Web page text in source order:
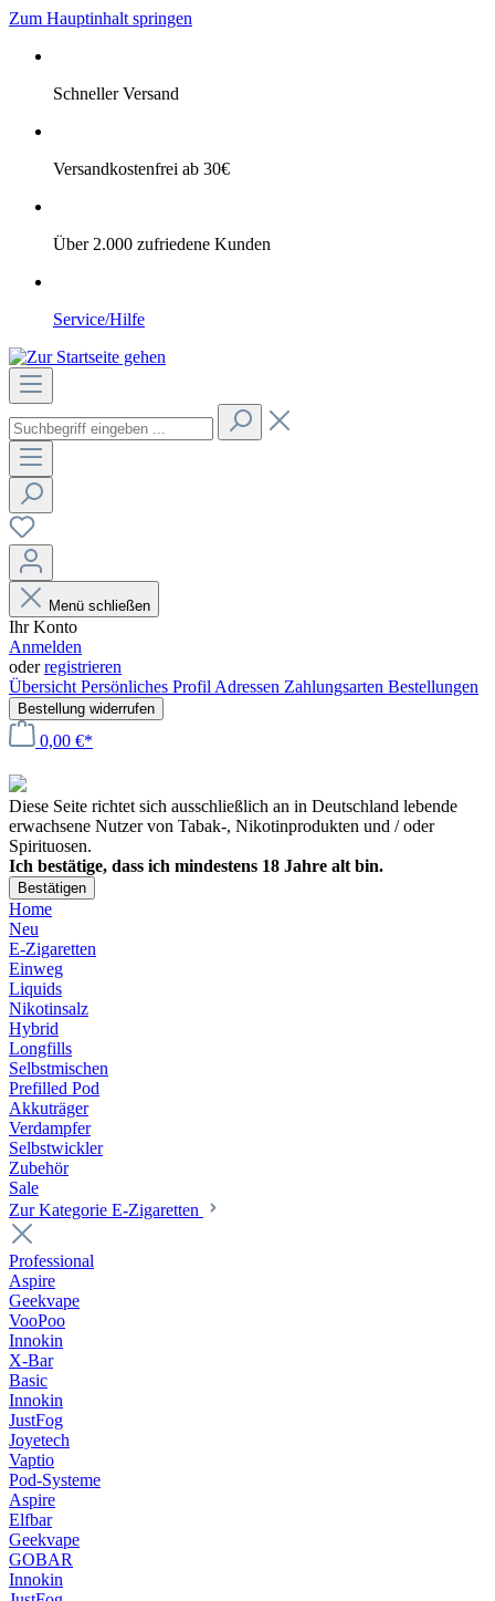
Zum Hauptinhalt springen
Schneller Versand
Versandkostenfrei ab 30€
Über 2.000 zufriedene Kunden
Service/Hilfe
Menü schließen
Ihr Konto
Anmelden
oderregistrieren
Übersicht Persönliches Profil Adressen Zahlungsarten Bestellungen
Bestellung widerrufen
0,00 €*
Diese Seite richtet sich ausschließlich an in Deutschland lebende
erwachsene Nutzer von Tabak-, Nikotinprodukten und / oder
Spirituosen.
Ich bestätige, dass ich mindestens 18 Jahre alt bin.
Bestätigen
Home
Neu
E-Zigaretten
Einweg
Liquids
Nikotinsalz
Hybrid
Longfills
Selbstmischen
Prefilled Pod
Akkuträger
Verdampfer
Selbstwickler
Zubehör
Sale
Zur Kategorie E-Zigaretten
Professional
Aspire
Geekvape
VooPoo
Innokin
X-Bar
Basic
Innokin
JustFog
Joyetech
Vaptio
Pod-Systeme
Aspire
Elfbar
Geekvape
GOBAR
Innokin